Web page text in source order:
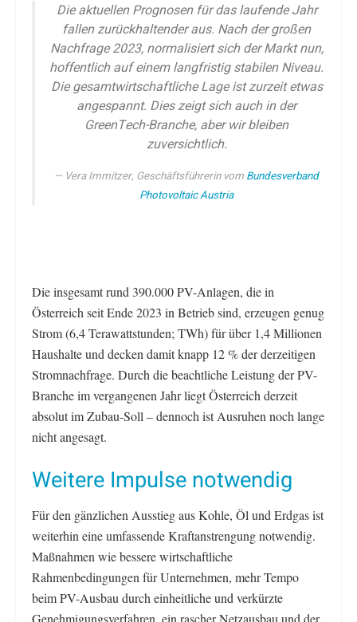
Die aktuellen Prognosen für das laufende Jahr
fallen zurückhaltender aus. Nach der großen
Nachfrage 2023, normalisiert sich der Markt nun,
hoffentlich auf einem langfristig stabilen Niveau.
Die gesamtwirtschaftliche Lage ist zurzeit etwas
angespannt. Dies zeigt sich auch in der
GreenTech-Branche, aber wir bleiben
zuversichtlich.
Vera Immitzer, Geschäftsführerin vom Bundesverband
Photovoltaic Austria
Die insgesamt rund 390.000 PV-Anlagen, die in
Österreich seit Ende 2023 in Betrieb sind, erzeugen genug
Strom (6,4 Terawattstunden; TWh) für über 1,4 Millionen
Haushalte und decken damit knapp 12 % der derzeitigen
Stromnachfrage. Durch die beachtliche Leistung der PV-
Branche im vergangenen Jahr liegt Österreich derzeit
absolut im Zubau-Soll – dennoch ist Ausruhen noch lange
nicht angesagt.
Weitere Impulse notwendig
Für den gänzlichen Ausstieg aus Kohle, Öl und Erdgas ist
weiterhin eine umfassende Kraftanstrengung notwendig.
Maßnahmen wie bessere wirtschaftliche
Rahmenbedingungen für Unternehmen, mehr Tempo
beim PV-Ausbau durch einheitliche und verkürzte
Genehmigungsverfahren, ein rascher Netzausbau und der